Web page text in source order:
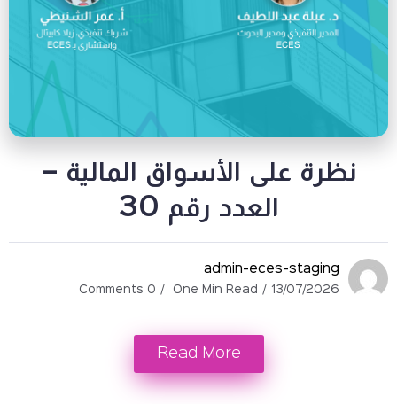
على الأسواق المالية –
العدد رقم 30
admin-eces-
13/07/
One Min Read
0 Comments
Read More